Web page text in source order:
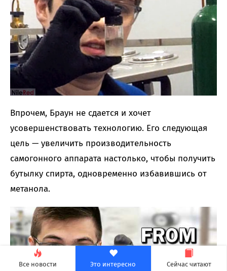
Все новости Это интересно Сейчас читают
Впрочем, Браун не сдается и хочет
усовершенствовать технологию. Его следующая
цель — увеличить производительность
самогонного аппарата настолько, чтобы получить
бутылку спирта, одновременно избавившись от
метанола.